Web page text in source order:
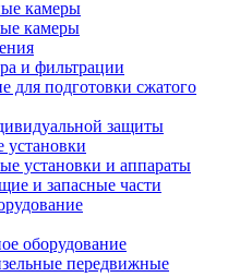
камеры
камеры
и фильтрации
для подготовки сжатого
защиты
установки
установки и аппараты
и запасные части
оборудование
передвижные